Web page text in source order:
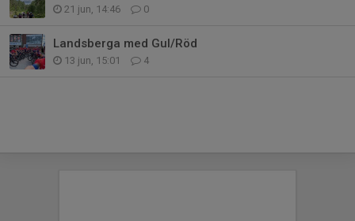
21 jun, 14:46 0
Landsberga med Gul/Röd
13 jun, 15:01 4